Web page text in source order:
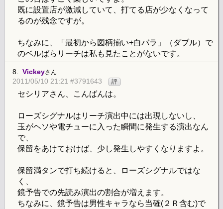
既に設置店が激減していて、打てる店が少なくなって
るのが残念ですが。
ちなみに、「最初から図柄揃い+白バラ」（ダブル）で
のベルばらリーチは私も見たことがないです。
8. Vickeyさん
2011/05/10 21:21 #3791643 評
セシリアさん、こんばんは。
ローズシグナルはリーチ演出中には出現しないし、
玉がヘソや電チューに入った瞬間に発生する演出なん
で、
保留をあけておけば、少し発生しやすくなりますよ。
保留満タンで打ち続けると、ローズシグナルではな
く、
鏡予告での先読み演出の割合が増えます。
ちなみに、鏡予告は男性キャラなら当確(２Ｒ含む)で